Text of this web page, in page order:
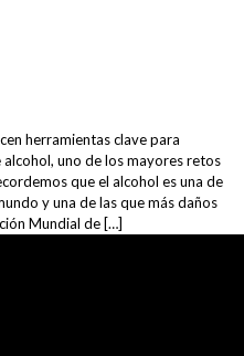
herramientas clave para
uno de los mayores retos
que el alcohol es una de
y una de las que más daños
Mundial de […]